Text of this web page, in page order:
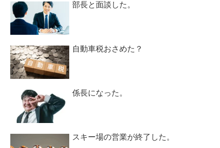
部長と面談した。
自動車税おさめた？
係長になった。
スキー場の営業が終了した。